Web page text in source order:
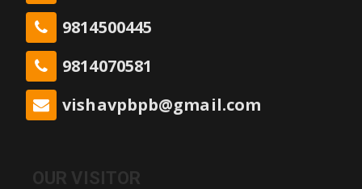
9814500445
9814070581
vishavpbpb@gmail.com
OUR VISITOR